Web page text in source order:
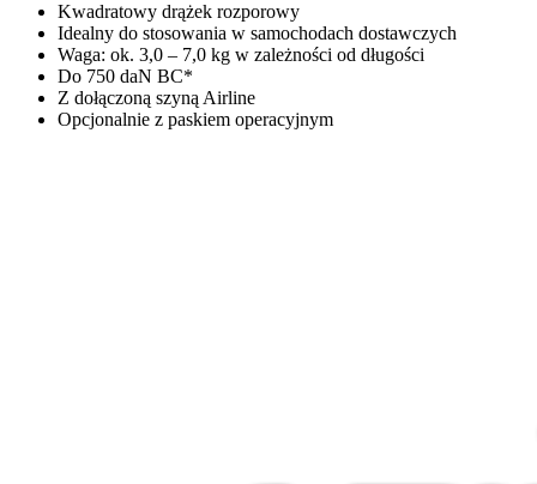
Kwadratowy drążek rozporowy
Idealny do stosowania w samochodach dostawczych
Waga: ok. 3,0 – 7,0 kg w zależności od długości
Do 750 daN BC*
Z dołączoną szyną Airline
Opcjonalnie z paskiem operacyjnym